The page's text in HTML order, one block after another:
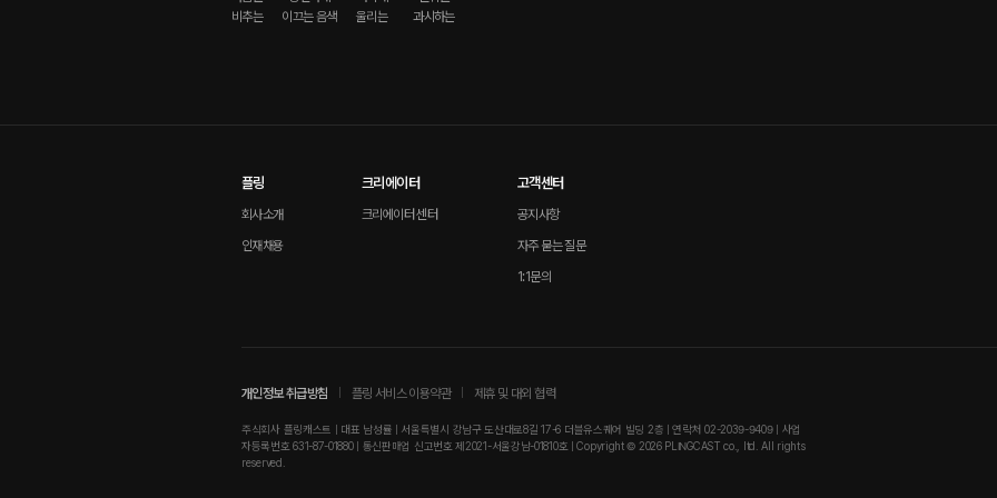
비추는
이끄는 음색
울리는
과시하는
플링
회사소개
인재채용
크리에이터
크리에이터 센터
고객센터
공지사항
자주 묻는 질문
1:1문의
개인정보 취급방침 플링 서비스 이용약관 제휴 및 대외 협력
주식회사 플링캐스트 | 대표 남성률 | 서울특별시 강남구 도산대로8길 17-6 더블유스퀘어 빌딩 2층 | 연락처 02-2039-9409 | 사업
자등록번호 631-87-01880 | 통신판매업 신고번호 제2021-서울강남-01810호 | Copyright © 2026 PLINGCAST co., ltd. All rights
reserved.